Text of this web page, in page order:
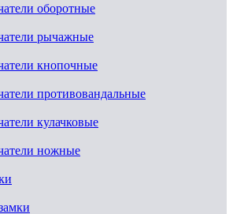
оборотные
рычажные
кнопочные
противовандальные
кулачковые
ножные